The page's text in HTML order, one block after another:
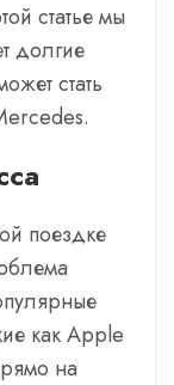
статье мы
долгие
стать
поездке
как Apple
на